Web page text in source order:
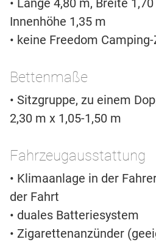
• Länge 4,80 m, Breite
Innenhöhe 1,35 m
• keine Freedom
Bettenmaße
• Sitzgruppe, zu einem
2,30 m x 1,05-1,50 m
Fahrzeugausstattung
• Klimaanlage in der
der Fahrt
• duales Batteriesystem
• Zigarettenanzünder